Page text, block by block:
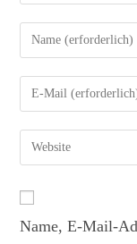
Name, E-Mail-